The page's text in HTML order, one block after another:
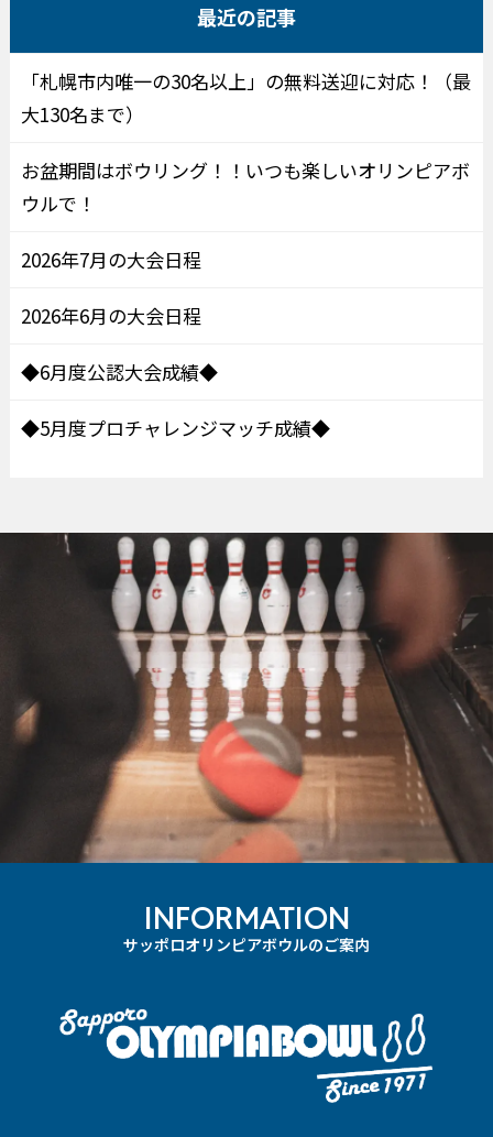
最近の記事
「札幌市内唯一の30名以上」の無料送迎に対応！（最
大130名まで）
お盆期間はボウリング！！いつも楽しいオリンピアボ
ウルで！
2026年7月の大会日程
2026年6月の大会日程
◆6月度公認大会成績◆
◆5月度プロチャレンジマッチ成績◆
INFORMATION
サッポロオリンピアボウルのご案内